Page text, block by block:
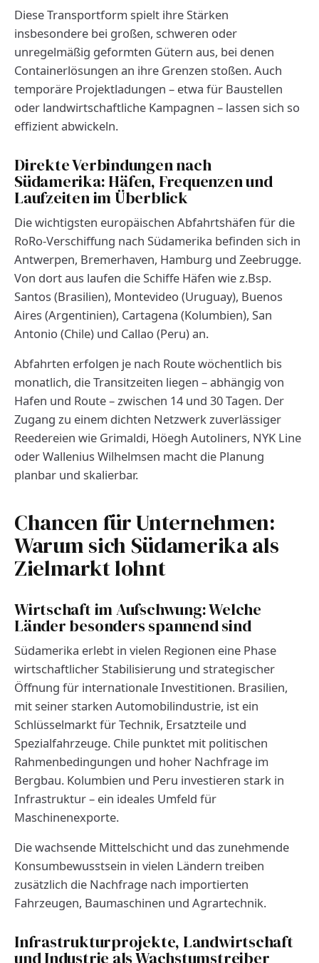
Diese Transportform spielt ihre Stärken
insbesondere bei großen, schweren oder
unregelmäßig geformten Gütern aus, bei denen
Containerlösungen an ihre Grenzen stoßen. Auch
temporäre Projektladungen – etwa für Baustellen
oder landwirtschaftliche Kampagnen – lassen sich so
effizient abwickeln.
Direkte Verbindungen nach
Südamerika: Häfen, Frequenzen und
Laufzeiten im Überblick
Die wichtigsten europäischen Abfahrtshäfen für die
RoRo-Verschiffung nach Südamerika befinden sich in
Antwerpen, Bremerhaven, Hamburg und Zeebrugge.
Von dort aus laufen die Schiffe Häfen wie z.Bsp.
Santos (Brasilien), Montevideo (Uruguay), Buenos
Aires (Argentinien), Cartagena (Kolumbien), San
Antonio (Chile) und Callao (Peru) an.
Abfahrten erfolgen je nach Route wöchentlich bis
monatlich, die Transitzeiten liegen – abhängig von
Hafen und Route – zwischen 14 und 30 Tagen. Der
Zugang zu einem dichten Netzwerk zuverlässiger
Reedereien wie Grimaldi, Höegh Autoliners, NYK Line
oder Wallenius Wilhelmsen macht die Planung
planbar und skalierbar.
Chancen für Unternehmen:
Warum sich Südamerika als
Zielmarkt lohnt
Wirtschaft im Aufschwung: Welche
Länder besonders spannend sind
Südamerika erlebt in vielen Regionen eine Phase
wirtschaftlicher Stabilisierung und strategischer
Öffnung für internationale Investitionen. Brasilien,
mit seiner starken Automobilindustrie, ist ein
Schlüsselmarkt für Technik, Ersatzteile und
Spezialfahrzeuge. Chile punktet mit politischen
Rahmenbedingungen und hoher Nachfrage im
Bergbau. Kolumbien und Peru investieren stark in
Infrastruktur – ein ideales Umfeld für
Maschinenexporte.
Die wachsende Mittelschicht und das zunehmende
Konsumbewusstsein in vielen Ländern treiben
zusätzlich die Nachfrage nach importierten
Fahrzeugen, Baumaschinen und Agrartechnik.
Infrastrukturprojekte, Landwirtschaft
und Industrie als Wachstumstreiber